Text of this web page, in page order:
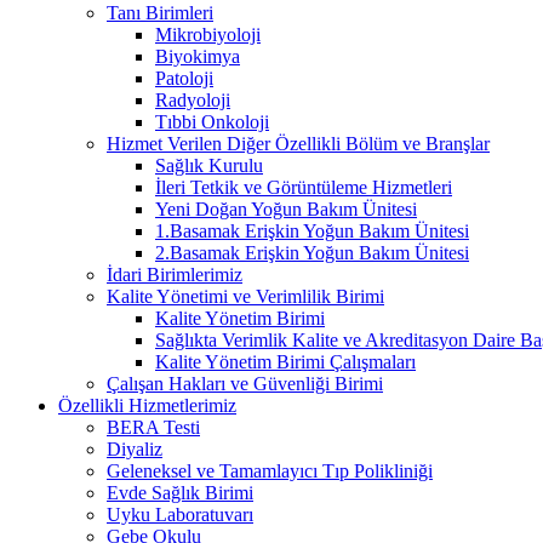
Tanı Birimleri
Mikrobiyoloji
Biyokimya
Patoloji
Radyoloji
Tıbbi Onkoloji
Hizmet Verilen Diğer Özellikli Bölüm ve Branşlar
Sağlık Kurulu
İleri Tetkik ve Görüntüleme Hizmetleri
Yeni Doğan Yoğun Bakım Ünitesi
1.Basamak Erişkin Yoğun Bakım Ünitesi
2.Basamak Erişkin Yoğun Bakım Ünitesi
İdari Birimlerimiz
Kalite Yönetimi ve Verimlilik Birimi
Kalite Yönetim Birimi
Sağlıkta Verimlik Kalite ve Akreditasyon Daire
Kalite Yönetim Birimi Çalışmaları
Çalışan Hakları ve Güvenliği Birimi
Özellikli Hizmetlerimiz
BERA Testi
Diyaliz
Geleneksel ve Tamamlayıcı Tıp Polikliniği
Evde Sağlık Birimi
Uyku Laboratuvarı
Gebe Okulu